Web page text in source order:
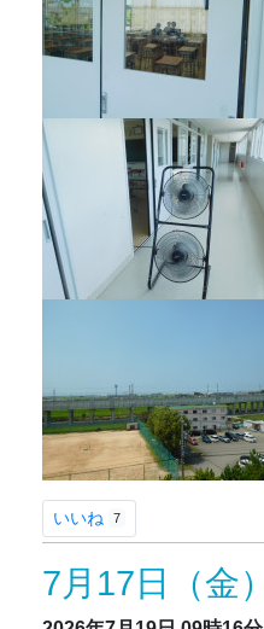
いいね 7
7月17日（金）